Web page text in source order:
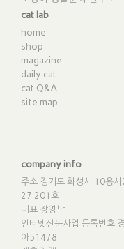
cat lab
home
shop
magazine
daily cat
cat Q&A
site map
company info
주소 경기도 화성시 10용사
27 201호
대표 장영남
인터넷신문사업 등록번호
아51478